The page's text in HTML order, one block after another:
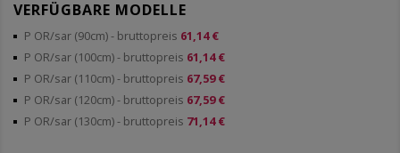
VERFÜGBARE MODELLE
P OR/sar (90cm)- bruttopreis 61,14 €
P OR/sar (100cm)- bruttopreis 61,14 €
P OR/sar (110cm)- bruttopreis 67,59 €
P OR/sar (120cm)- bruttopreis 67,59 €
P OR/sar (130cm)- bruttopreis 71,14 €